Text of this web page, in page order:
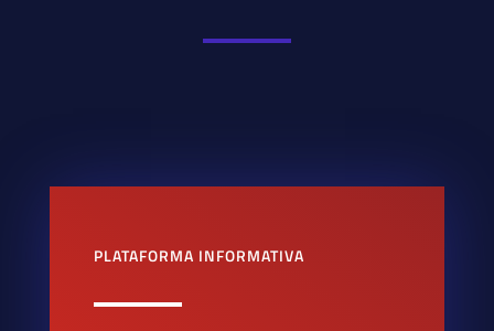
PLATAFORMA INFORMATIVA